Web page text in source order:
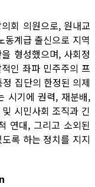
회 의원으로, 원내교
계급 출신으로 지역
형성했으며, 사회정
인 좌파 민주주의 프
집단의 한정된 의제
시기에 권력, 재분배,
시민사회 조직과 긴
연대, 그리고 소외된
록 하는 정치를 지지